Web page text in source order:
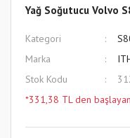
Yağ Soğutucu Volvo
Kategori
Marka
Stok Kodu
*331,38 TL den